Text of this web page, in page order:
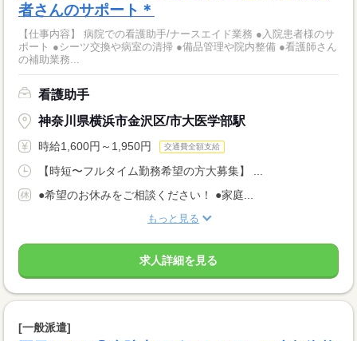
者さんのサポート＊
【仕事内容】 病院での看護助手/ナースエイド業務 ●入院患者様のサ
ポート ●シーツ交換や病室の清掃 ●備品管理や院内整備 ●看護師さん
の補助業務...
看護助手
神奈川県横浜市金沢区/市大医学部駅
時給1,600円～1,950円 交通費全額支給
【時短〜フルタイム勤務希望の方大募集】 ...
●希望のお休みをご相談ください！ ●家庭...
もっと見る
求人詳細を見る
[一般派遣]